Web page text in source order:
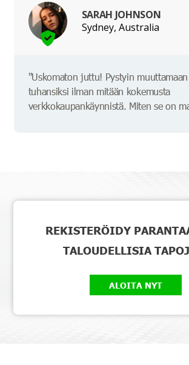
SARAH JOHNSON
Sydney, Australia
"Uskomaton juttu! Pystyin
tuhansiksi ilman mitään kokemusta
verkkokaupankäynnistä. Miten se on
REKISTERÖIDY
TALOUDELLISIA
ALOITA NYT